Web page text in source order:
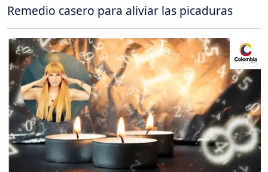
Remedio casero para aliviar las picaduras